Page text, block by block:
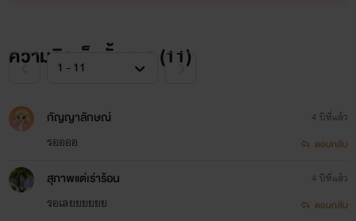
ความคิดเห็นทั้งหมด (11)
กัญญาลักษณ์
รออออ
4 ปีที่แล้ว
ตอบกลับ
สุภาพแต่เร่าร้อน
รอเลยยยยยย
4 ปีที่แล้ว
ตอบกลับ